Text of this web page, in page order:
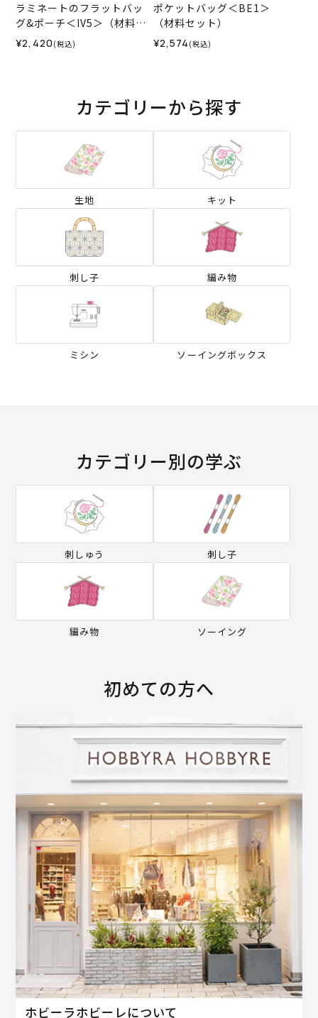
ラミネートのフラットバッ
グ&ポーチ＜IV5＞（材料セ
ット）
¥2,420 (税込)
ポケットバッグ＜BE1＞
（材料セット）
¥2,574 (税込)
カテゴリーから探す
生地 キット
刺し子 編み物
ミシン ソーイングボックス
カテゴリー別の学ぶ
刺しゅう 刺し子
編み物 ソーイング
初めての方へ
ホビーラホビーレについて